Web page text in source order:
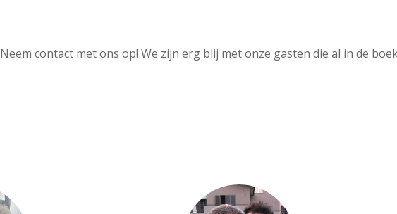
Neem contact met ons op! We zijn erg blij met onze gasten die al in de